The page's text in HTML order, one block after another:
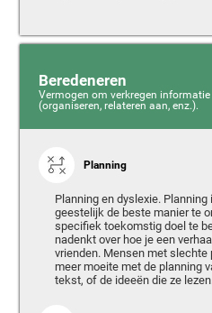
Beredeneren
Vermogen om verkregen
(organiseren, relateren aan, enz.).
Planning
Planning en dyslexie.
geestelijk de beste manier te
specifiek toekomstig doel te
nadenkt over hoe je een
vrienden. Mensen met slechte
meer moeite met de planning
tekst, of de ideeën die ze